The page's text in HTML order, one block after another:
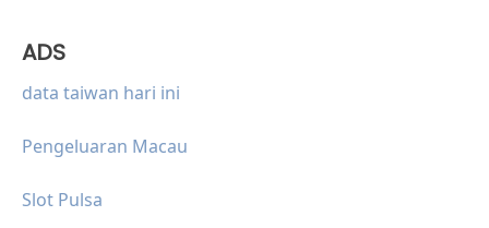
ADS
data taiwan hari ini
Pengeluaran Macau
Slot Pulsa